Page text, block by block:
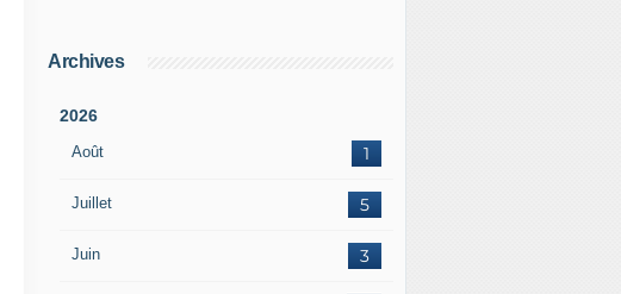
Archives
2026
Août 1
Juillet 5
Juin 3